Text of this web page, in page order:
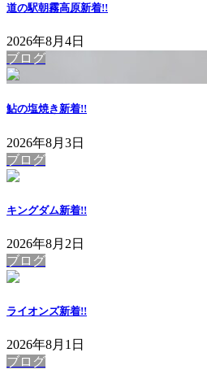
道の駅朝霧高原新着!!
2026年8月4日
ブログ
鮎の塩焼き新着!!
2026年8月3日
ブログ
キングダム新着!!
2026年8月2日
ブログ
ライオンズ新着!!
2026年8月1日
ブログ